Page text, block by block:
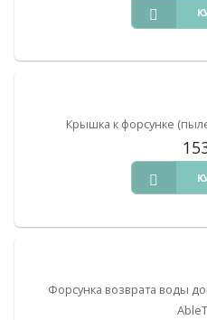
Крышка к форсунке
Форсунка возврата воды